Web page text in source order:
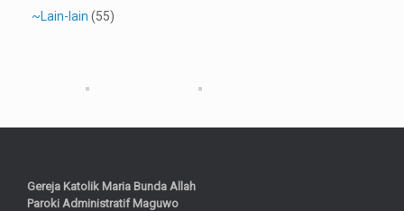
~Lain-lain (55)
Gereja Katolik Maria Bunda Allah
Paroki Administratif Maguwo